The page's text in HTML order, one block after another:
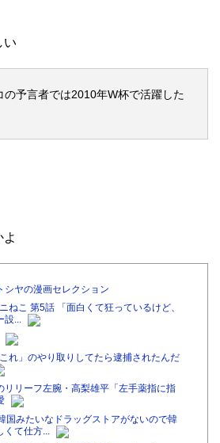
い
予言者では2010年W杯で活躍した
シヤの漫画セレクション
ねこ 第5話 「面白くて狂っているけど、
...
れ」のやり取りしてたら逮捕されたんだ
リリーフ左腕・高梨雄平「左手薬指に指
国みたいなドラッグストアがないので韓
て仕方...